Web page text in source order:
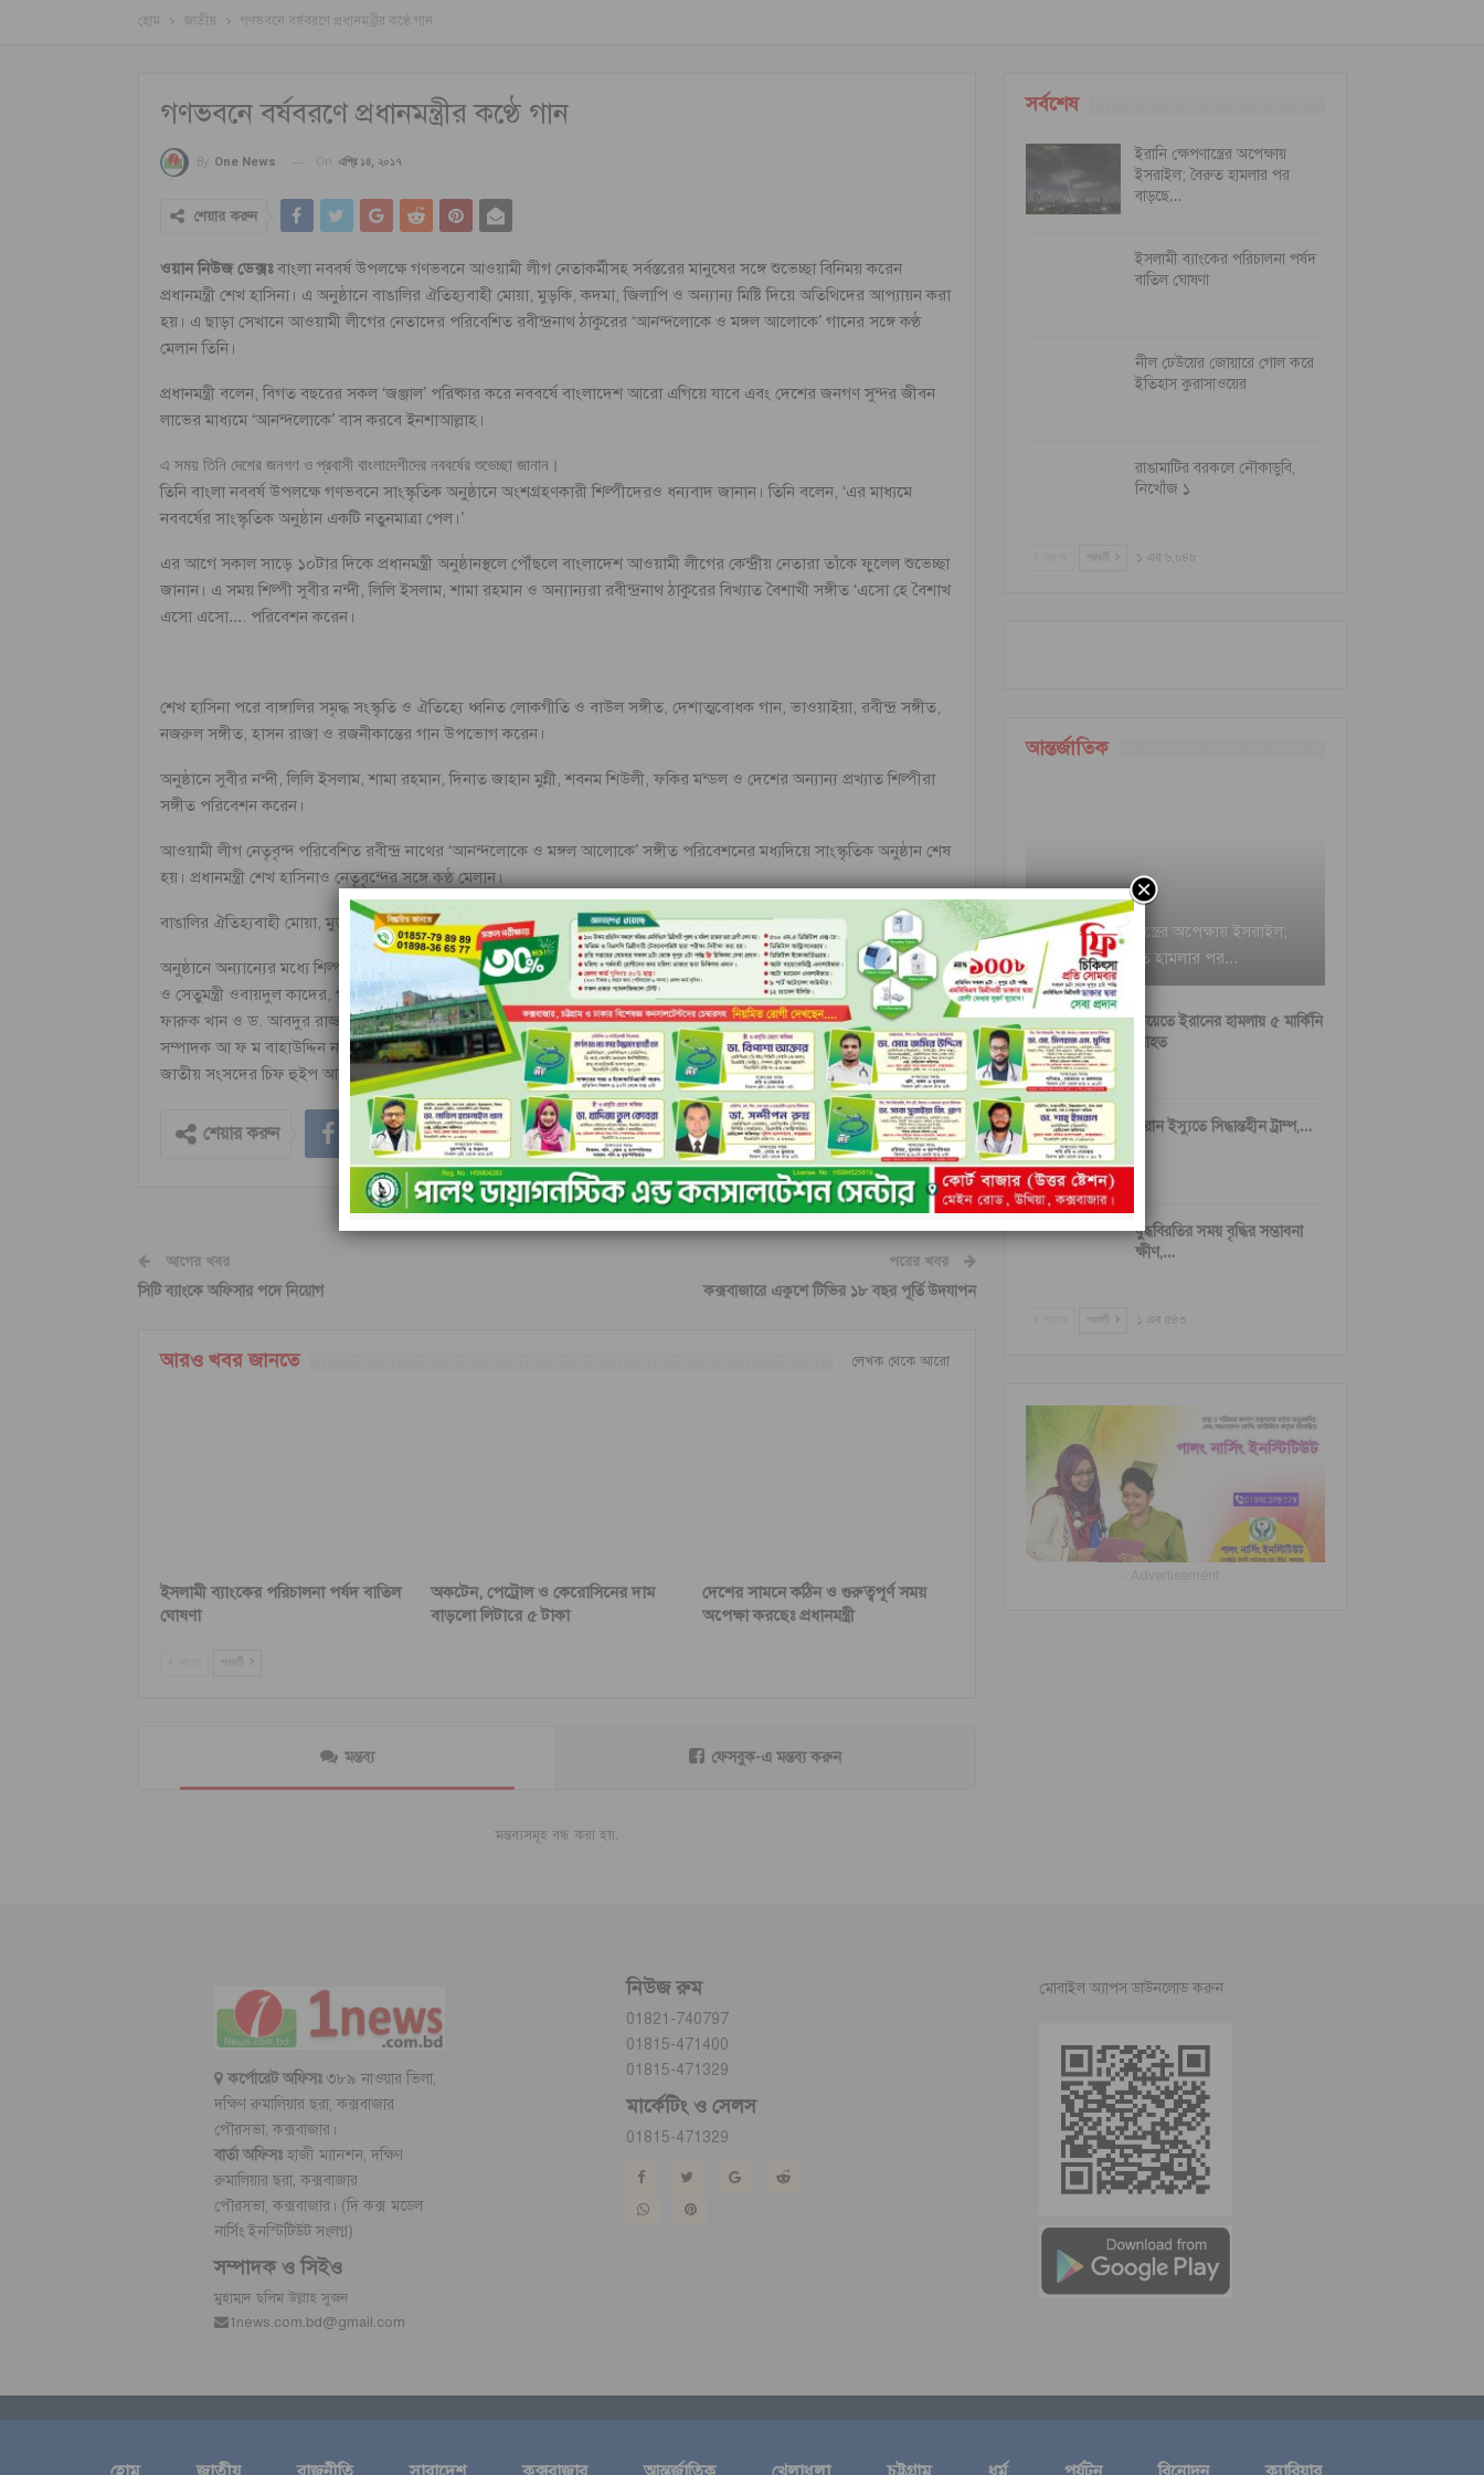
হোম জাতীয় গণভবনে বর্ষবরণে প্রধানমন্ত্রীর কণ্ঠে গান
গণভবনে বর্ষবরণে প্রধানমন্ত্রীর কণ্ঠে গান
By One News On এপ্রি ১৪, ২০১৭
শেয়ার করুন
ওয়ান নিউজ ডেক্সঃবাংলা নববর্ষ উপলক্ষে গণভবনে আওয়ামী লীগ নেতাকর্মীসহ সর্বস্তরের মানুষের সঙ্গে শুভেচ্ছা বিনিময় করেন
প্রধানমন্ত্রী শেখ হাসিনা। এ অনুষ্ঠানে বাঙালির ঐতিহ্যবাহী মোয়া, মুড়কি, কদমা, জিলাপি ও অন্যান্য মিষ্টি দিয়ে অতিথিদের আপ্যায়ন করা
হয়। এ ছাড়া সেখানে আওয়ামী লীগের নেতাদের পরিবেশিত রবীন্দ্রনাথ ঠাকুরের ‘আনন্দলোকে ও মঙ্গল আলোকে’ গানের সঙ্গে কণ্ঠ
মেলান তিনি।
প্রধানমন্ত্রী বলেন, বিগত বছরের সকল ‘জঞ্জাল’ পরিষ্কার করে নববর্ষে বাংলাদেশ আরো এগিয়ে যাবে এবং দেশের জনগণ সুন্দর জীবন
লাভের মাধ্যমে ‘আনন্দলোকে’ বাস করবে ইনশাআল্লাহ।
এ সময় তিনি দেশের জনগণ ও প্রবাসী বাংলাদেশীদের নববর্ষের শুভেচ্ছা জানান।
তিনি বাংলা নববর্ষ উপলক্ষে গণভবনে সাংস্কৃতিক অনুষ্ঠানে অংশগ্রহণকারী শিল্পীদেরও ধন্যবাদ জানান। তিনি বলেন, ‘এর মাধ্যমে
নববর্ষের সাংস্কৃতিক অনুষ্ঠান একটি নতুনমাত্রা পেল।’
এর আগে সকাল সাড়ে ১০টার দিকে প্রধানমন্ত্রী অনুষ্ঠানস্থলে পৌঁছলে বাংলাদেশ আওয়ামী লীগের কেন্দ্রীয় নেতারা তাঁকে ফুলেল শুভেচ্ছা
জানান। এ সময় শিল্পী সুবীর নন্দী, লিলি ইসলাম, শামা রহমান ও অন্যান্যরা রবীন্দ্রনাথ ঠাকুরের বিখ্যাত বৈশাখী সঙ্গীত ‘এসো হে বৈশাখ
এসো এসো…. পরিবেশন করেন।
শেখ হাসিনা পরে বাঙ্গালির সমৃদ্ধ সংস্কৃতি ও ঐতিহ্যে ধ্বনিত লোকগীতি ও বাউল সঙ্গীত, দেশাত্মবোধক গান, ভাওয়াইয়া, রবীন্দ্র সঙ্গীত,
নজরুল সঙ্গীত, হাসন রাজা ও রজনীকান্তের গান উপভোগ করেন।
অনুষ্ঠানে সুবীর নন্দী, লিলি ইসলাম, শামা রহমান, দিনাত জাহান মুন্নী, শবনম শিউলী, ফকির মন্ডল ও দেশের অন্যান্য প্রখ্যাত শিল্পীরা
সঙ্গীত পরিবেশন করেন।
আওয়ামী লীগ নেতৃবৃন্দ পরিবেশিত রবীন্দ্র নাথের ‘আনন্দলোকে ও মঙ্গল আলোকে’ সঙ্গীত পরিবেশনের মধ্যদিয়ে সাংস্কৃতিক অনুষ্ঠান শেষ
হয়। প্রধানমন্ত্রী শেখ হাসিনাও নেতৃবৃন্দের সঙ্গে কণ্ঠ মেলান।
বাঙালির ঐতিহ্যবাহী মোয়া, মুড়কি, কদমা, জিলাপি ও অন্যান্য মিষ্টি দিয়ে অতিথিদের অনুষ্ঠানে আপ্যায়ন করা হয়।
অনুষ্ঠানে অন্যান্যের মধ্যে শিল্পমন্ত্রী আমির হোসেন আমু, বাণিজ্যমন্ত্রী তোফায়েল আহমেদ, কৃষিমন্ত্রী বেগম মতিয়া চৌধুরী, সড়ক পরিবহন
ও সেতুমন্ত্রী ওবায়দুল কাদের, গৃহায়ন ও গণপূর্ত মন্ত্রী ইঞ্জিনিয়ার মোশাররফ হোসেন, আওয়ামী লীগের সভাপতিমন্ডলীর সদস্য মো.
ফারুক খান ও ড. আবদুর রাজ্জাক, যুগ্ম সাধারণ সম্পাদক মাহবুব-উল আলম হানিফ, জাহাঙ্গীর কবির নানক ও আব্দুর রহমান, সাংগঠনিক
সম্পাদক আ ফ ম বাহাউদ্দিন নাছিম ও আহমদ হোসেন, প্রচার সম্পাদক ড. হাছান মাহমুদ, আইন বিষয়ক সম্পাদক আবদুল মতিন খসরু,
জাতীয় সংসদের চিফ হুইপ আ স ম ফিরোজ প্রমুখ উপস্থিত ছিলেন। সূত্র : বাসস
শেয়ার করুন
আগের খবর
সিটি ব্যাংকে অফিসার পদে নিয়োগ
পরের খবর
কক্সবাজারে একুশে টিভির ১৮ বছর পূর্তি উদযাপন
আরও খবর জানতে লেখক থেকে আরো
ইসলামী ব্যাংকের পরিচালনা পর্ষদ বাতিল
ঘোষণা
অকটেন, পেট্রোল ও কেরোসিনের দাম
বাড়লো লিটারে ৫ টাকা
দেশের সামনে কঠিন ও গুরুত্বপূর্ণ সময়
অপেক্ষা করছেঃ প্রধানমন্ত্রী
পরবর্তী
মন্তব্য ফেসবুক-এ মন্তব্য করুন
মন্তব্যসমূহ বন্ধ করা হয়.
সর্বশেষ
ইরানি ক্ষেপণাস্ত্রের অপেক্ষায়
ইসরাইল; বৈরুত হামলার পর
বাড়ছে…
ইসলামী ব্যাংকের পরিচালনা পর্ষদ
বাতিল ঘোষণা
নীল ঢেউয়ের জোয়ারে গোল করে
ইতিহাস কুরাসাওয়ের
রাঙামাটির বরকলে নৌকাডুবি,
নিখোঁজ ১
পরবর্তী ১ এর ৬,৮৪৮
আন্তর্জাতিক
ইরানি ক্ষেপণাস্ত্রের অপেক্ষায় ইসরাইল;
বৈরুত হামলার পর…
কুয়েতে ইরানের হামলায় ৫ মার্কিনি
আহত
ইরান ইস্যুতে সিদ্ধান্তহীন ট্রাম্প,…
যুদ্ধবিরতির সময় বৃদ্ধির সম্ভাবনা
ক্ষীণ,…
পরবর্তী ১ এর ৫৪৩
কর্পোরেট অফিসঃ ৩৮৯ নাওয়ার ভিলা,
দক্ষিণ রুমালিয়ার ছরা, কক্সবাজার
পৌরসভা, কক্সবাজার।
বার্তা অফিসঃহাজী ম্যানশন, দক্ষিণ
রুমালিয়ার ছরা, কক্সবাজার
পৌরসভা, কক্সবাজার। (দি কক্স মডেল
নার্সিং ইনস্টিটিউট সংলগ্ন)
সম্পাদক ও সিইও
মুহাম্মদ ছলিম উল্লাহ সুজন
1news.com.bd@gmail.com
নিউজ রুম
01821-740797
01815-471400
01815-471329
মার্কেটিং ও সেলস
01815-471329
মোবাইল অ্যাপস ডাউনলোড করুন